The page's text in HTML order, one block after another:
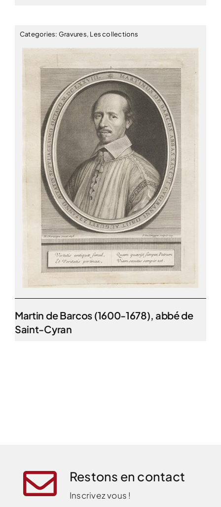
Categories: Gravures, Les collections
Martin de Barcos (1600-1678), abbé de
Saint-Cyran
Restons en contact
Inscrivez vous !